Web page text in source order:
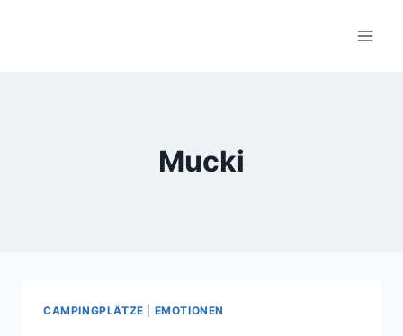
Mucki
CAMPINGPLÄTZE EMOTIONEN